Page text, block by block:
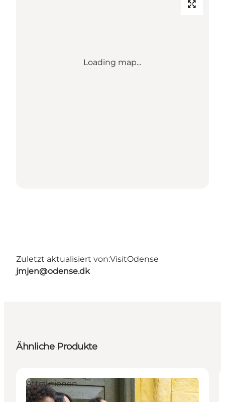
Loading map...
Zuletzt aktualisiert von:VisitOdense
jmjen@odense.dk
Ähnliche Produkte
Attraktionen